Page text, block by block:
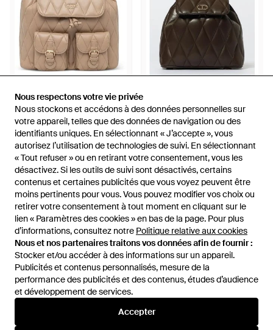
Nous respectons votre vie privée
Nous stockons et accédons à des données personnelles sur
votre appareil, telles que des données de navigation ou des
identifiants uniques. En sélectionnant « J’accepte », vous
autorisez l’utilisation de technologies de suivi. En sélectionnant
« Tout refuser » ou en retirant votre consentement, vous les
désactivez. Si les outils de suivi sont désactivés, certains
contenus et certaines publicités que vous voyez peuvent être
moins pertinents pour vous. Vous pouvez modifier vos choix ou
retirer votre consentement à tout moment en cliquant sur le
lien « Paramètres des cookies » en bas de la page. Pour plus
d’informations, consultez notre Politique relative aux cookies
Nous et nos partenaires traitons vos données afin de fournir :
Stocker et/ou accéder à des informations sur un appareil.
Publicités et contenus personnalisés, mesure de la
performance des publicités et des contenus, études d’audience
et développement de services.
Accepter
Nous respectons votre vie privée
Nous stockons et accédons à des données personnelles sur
votre appareil, telles que des données de navigation ou des
identifiants uniques. En sélectionnant « J’accepte », vous
autorisez l’utilisation de technologies de suivi. En sélectionnant
« Tout refuser » ou en retirant votre consentement, vous les
désactivez. Si les outils de suivi sont désactivés, certains
contenus et certaines publicités que vous voyez peuvent être
moins pertinents pour vous. Vous pouvez modifier vos choix ou
retirer votre consentement à tout moment en cliquant sur le
lien « Paramètres des cookies » en bas de la page. Pour plus
d’informations, consultez notre Politique relative aux cookies
Nous et nos partenaires traitons vos données afin de fournir :
Stocker et/ou accéder à des informations sur un appareil.
Publicités et contenus personnalisés, mesure de la
performance des publicités et des contenus, études d’audience
et développement de services.
Accepter
193 €
Twinset
Sac À Dos Matelassé En Cuir -
Neutre
De FARFETCH
ÉPUISÉ
94,50 €
Twinset
Sac Porté Épaule Femme -
NoirDe GIGLIO.COM
International